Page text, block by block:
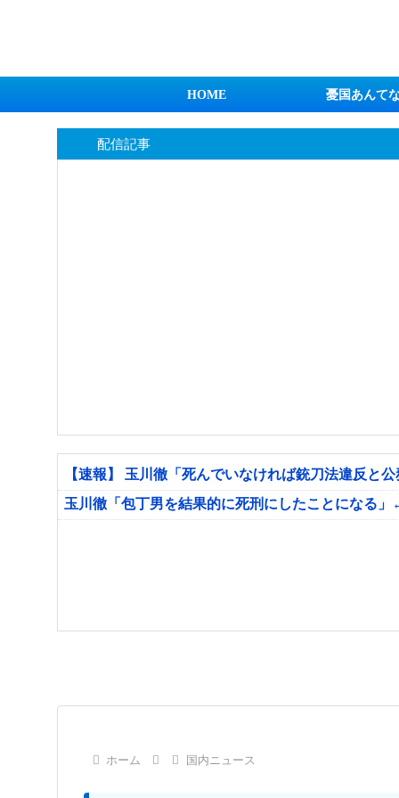
HOME 憂国あんて
配信記事
【速報】 玉川徹「死んでいなければ銃刀法違反と
玉川徹「包丁男を結果的に死刑にしたことになる
ホーム 国内ニュース